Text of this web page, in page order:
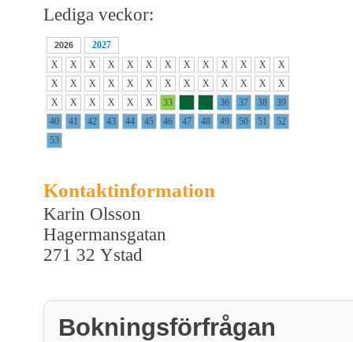
Lediga veckor:
2026
2027
X
X X X X X X X X X X X
X
X
X X X X X X X X X X X
X
X
X X X X X 33 34 35 36 37 38
39
40
41 42 43 44 45 46 47 48 49 50 51
52
53
Kontaktinformation
Karin Olsson
Hagermansgatan
271 32 Ystad
Bokningsförfrågan